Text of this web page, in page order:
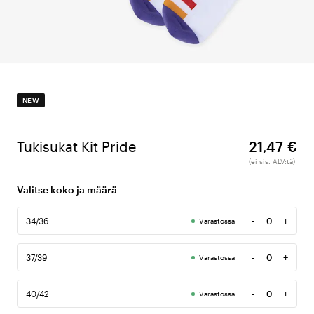
NEW
Tukisukat Kit Pride 21,47 €
(ei sis. ALV:tä)
Valitse koko ja määrä
34/36 Varastossa -
Määrä
+
37/39 Varastossa -
Määrä
+
40/42 Varastossa -
Määrä
+